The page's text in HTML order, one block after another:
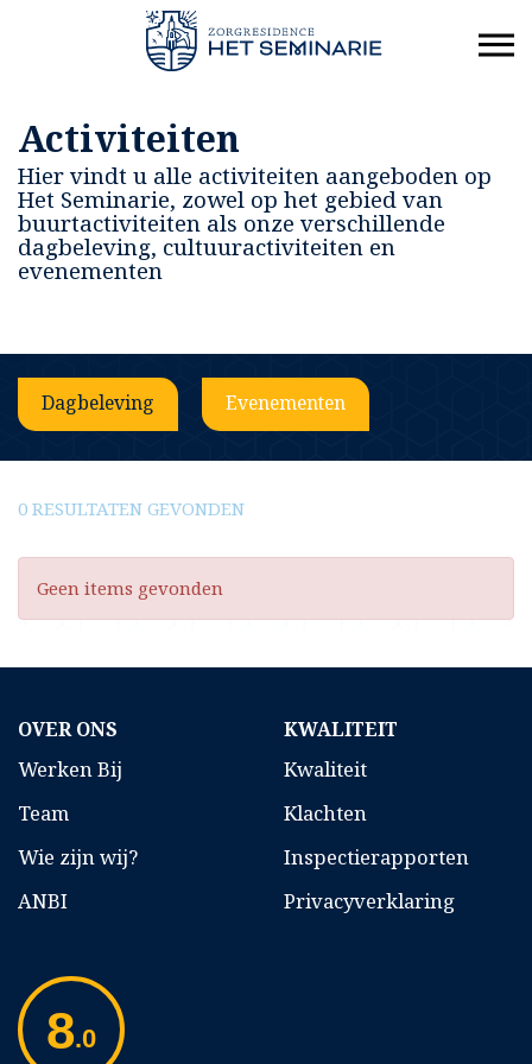
Activiteiten
Hier vindt u alle activiteiten aangeboden op
Het Seminarie, zowel op het gebied van
buurtactiviteiten als onze verschillende
dagbeleving, cultuuractiviteiten en
evenementen
Dagbeleving Evenementen
0 RESULTATEN GEVONDEN
Geen items gevonden
OVER ONS
Werken Bij
Team
Wie zijn wij?
ANBI
KWALITEIT
Kwaliteit
Klachten
Inspectierapporten
Privacyverklaring
8.0